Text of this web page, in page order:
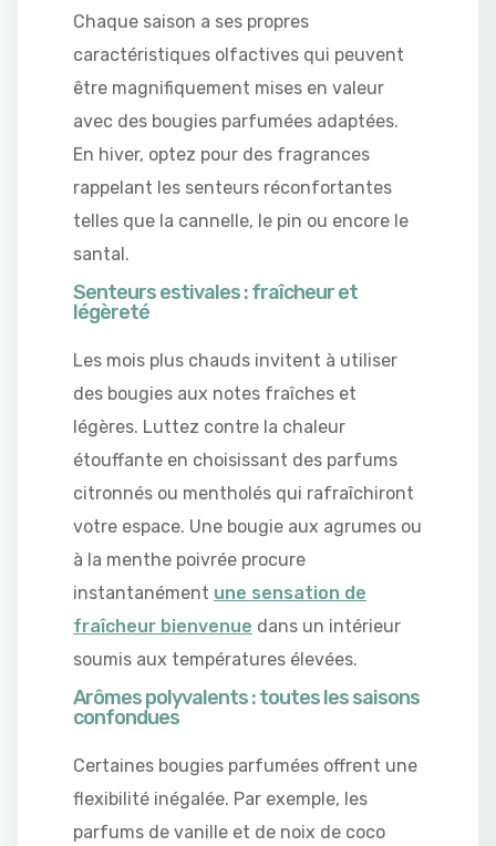
Chaque saison a ses propres
caractéristiques olfactives qui peuvent
être magnifiquement mises en valeur
avec des bougies parfumées adaptées.
En hiver, optez pour des fragrances
rappelant les senteurs réconfortantes
telles que la cannelle, le pin ou encore le
santal.
Senteurs estivales : fraîcheur et
légèreté
Les mois plus chauds invitent à utiliser
des bougies aux notes fraîches et
légères. Luttez contre la chaleur
étouffante en choisissant des parfums
citronnés ou mentholés qui rafraîchiront
votre espace. Une bougie aux agrumes ou
à la menthe poivrée procure
instantanément une sensation de
fraîcheur bienvenue dans un intérieur
soumis aux températures élevées.
Arômes polyvalents : toutes les saisons
confondues
Certaines bougies parfumées offrent une
flexibilité inégalée. Par exemple, les
parfums de vanille et de noix de coco